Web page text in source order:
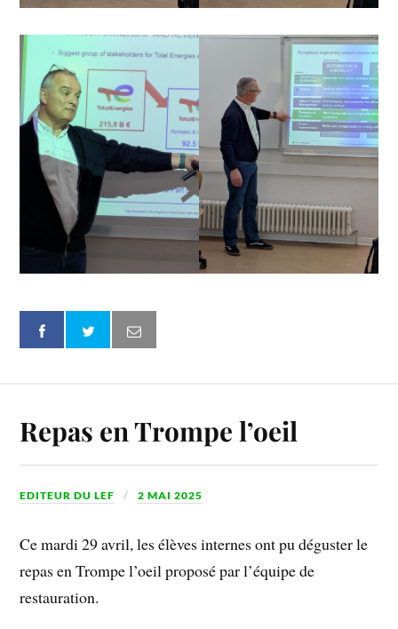
Repas en Trompe l’oeil
EDITEUR DU LEF 2 MAI 2025
Ce mardi 29 avril, les élèves internes ont pu déguster le
repas en Trompe l’oeil proposé par l’équipe de
restauration.